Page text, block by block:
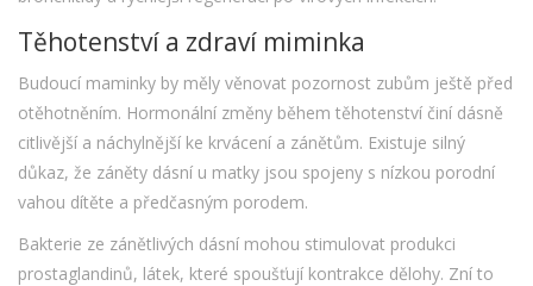
Těhotenství a zdraví miminka
Budoucí maminky by měly věnovat pozornost zubům ještě před
otěhotněním. Hormonální změny během těhotenství činí dásně
citlivější a náchylnější ke krvácení a zánětům. Existuje silný
důkaz, že záněty dásní u matky jsou spojeny s nízkou porodní
vahou dítěte a předčasným porodem.
Bakterie ze zánětlivých dásní mohou stimulovat produkci
prostaglandinů, látek, které spoušťují kontrakce dělohy. Zní to